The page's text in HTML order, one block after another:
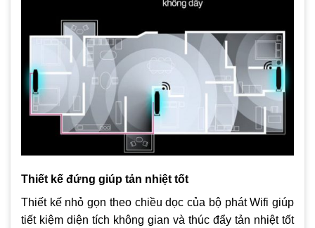
Thiết kế đứng giúp tản nhiệt tốt
Thiết kế nhỏ gọn theo chiều dọc của bộ phát Wifi giúp
tiết kiệm diện tích không gian và thúc đẩy tản nhiệt tốt